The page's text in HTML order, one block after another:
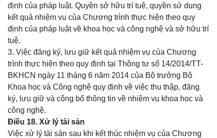
định của pháp luật. Quyền sở hữu trí tuệ, quyền sử dụng
kết quả nhiệm vụ của Chương trình thực hiện theo quy
định của pháp luật về khoa học và công nghệ và sở hữu trí
tuệ.
3. Việc đăng ký, lưu giữ kết quả nhiệm vụ của Chương
trình thực hiện theo quy định tại Thông tư số 14/2014/TT-
BKHCN ngày 11 tháng 6 năm 2014 của Bộ trưởng Bộ
Khoa học và Công nghệ quy định về việc thu thập, đăng
ký, lưu giữ và công bố thông tin về nhiệm vụ khoa học và
công nghệ.
Điều 18. Xử lý tài sản
Việc xử lý tài sản sau khi kết thúc nhiệm vụ của Chương